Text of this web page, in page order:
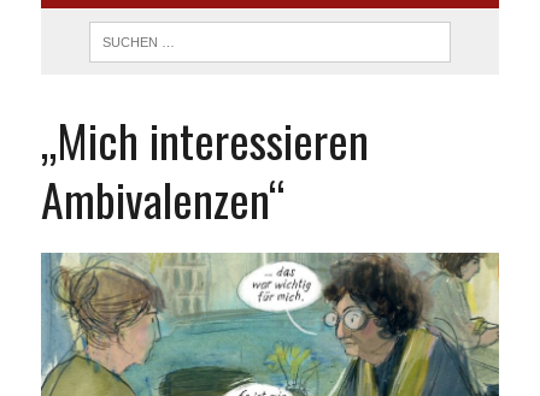
„Mich interessieren
Ambivalenzen“